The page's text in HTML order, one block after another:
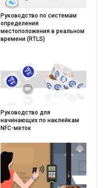
Руководство по системам
определения
местоположения в реальном
времени (RTLS)
Руководство для
начинающих по наклейкам
NFC-меток